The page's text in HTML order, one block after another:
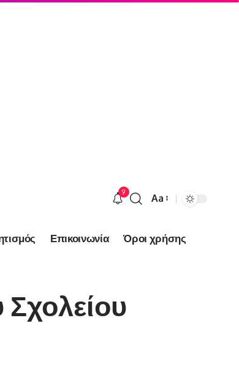
9
Font
Aa
Επικοινωνία Όροι χρήσης